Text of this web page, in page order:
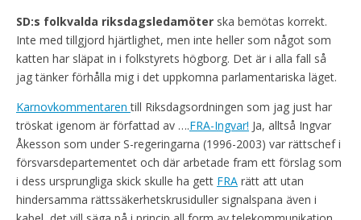
SD:s folkvalda riksdagsledamöter ska bemötas korrekt.
Inte med tillgjord hjärtlighet, men inte heller som något som
katten har släpat in i folkstyrets högborg. Det är i alla fall så
jag tänker förhålla mig i det uppkomna parlamentariska läget.
Karnovkommentarentill Riksdagsordningen som jag just har
tröskat igenom är författad av ….FRA-Ingvar! Ja, alltså Ingvar
Åkesson som under S-regeringarna (1996-2003) var rättschef i
försvarsdepartementet och där arbetade fram ett förslag som
i dess ursprungliga skick skulle ha gett FRA rätt att utan
hindersamma rättssäkerhetskrusiduller signalspana även i